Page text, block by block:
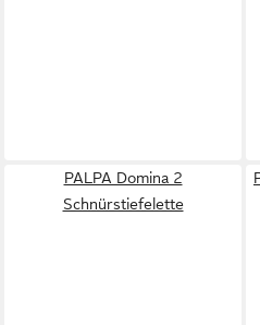
PALPA Domina 2
Schnürstiefelette